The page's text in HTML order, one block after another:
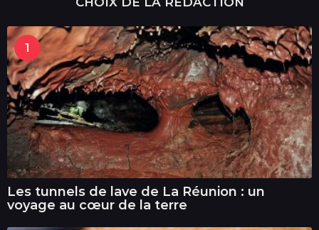
1
Les tunnels de lave de La Réunion : un
voyage au cœur de la terre